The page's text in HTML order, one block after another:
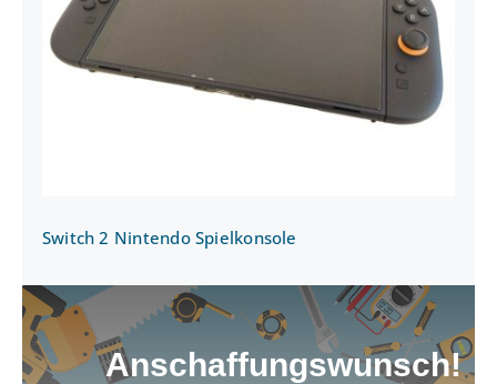
Switch 2 Nintendo Spielkonsole
Anschaffungswunsch!